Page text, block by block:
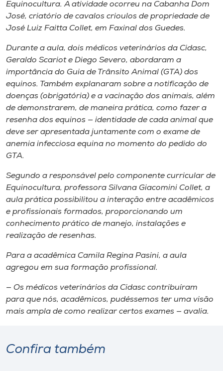
Selecione
o idioma
Equinocultura. A atividade ocorreu na Cabanha Dom
José, criatório de cavalos crioulos de propriedade de
José Luiz Faitta Collet, em Faxinal dos Guedes.
Durante a aula, dois médicos veterinários da Cidasc,
Geraldo Scariot e Diego Severo, abordaram a
importância do Guia de Trânsito Animal (GTA) dos
equinos. Também explanaram sobre a notificação de
doenças (obrigatória) e a vacinação dos animais, além
de demonstrarem, de maneira prática, como fazer a
resenha dos equinos — identidade de cada animal que
deve ser apresentada juntamente com o exame de
anemia infecciosa equina no momento do pedido do
GTA.
Segundo a responsável pelo componente curricular de
Equinocultura, professora Silvana Giacomini Collet, a
aula prática possibilitou a interação entre acadêmicos
e profissionais formados, proporcionando um
conhecimento prático de manejo, instalações e
realização de resenhas.
Para a acadêmica Camila Regina Pasini, a aula
agregou em sua formação profissional.
— Os médicos veterinários da Cidasc contribuíram
para que nós, acadêmicos, pudéssemos ter uma visão
mais ampla de como realizar certos exames — avalia.
Confira também